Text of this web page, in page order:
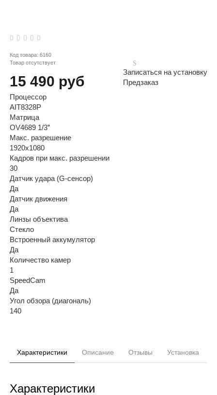
Код товара: 6160
Товар отсутствует
15 490 руб
Записаться на установку
Предзаказ
Процессор
AIT8328P
Матрица
OV4689 1/3”
Макс. разрешение
1920x1080
Кадров при макс. разрешении
30
Датчик удара (G-сенсор)
Да
Датчик движения
Да
Линзы объектива
Стекло
Встроенный аккумулятор
Да
Количество камер
1
SpeedCam
Да
Угол обзора (диагональ)
140
Характеристики Описание Отзывы Установка
Характеристики